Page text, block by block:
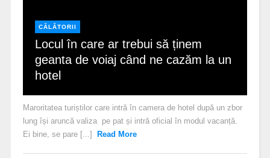
CĂLĂTORII
Locul în care ar trebui să ținem
geanta de voiaj când ne cazăm la un
hotel
Maroritatea turiștilor care intră în camera de hotel după un zbor
lung își aruncă valiza pe pat și intră oficial în modul vacanță.
Ei bine, se pare [...]
Read More